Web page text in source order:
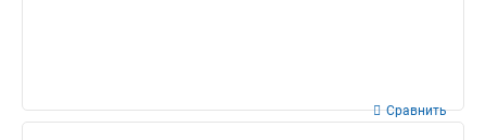
Сравнить